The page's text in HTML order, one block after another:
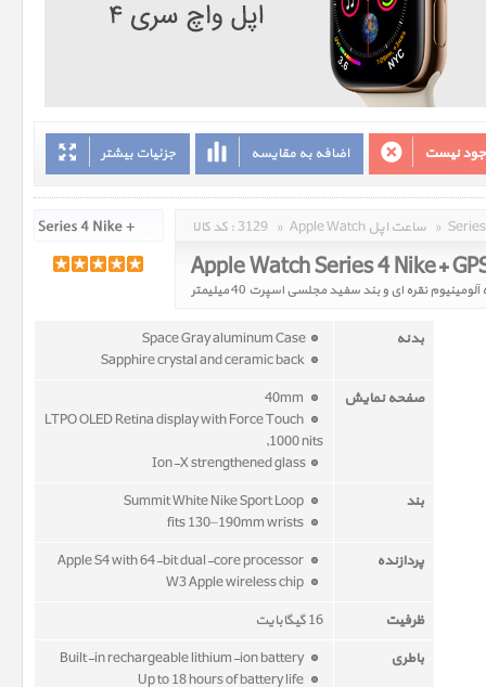
جزئیات بیشتر اضافه به مقایسه نیست
کد کالا : 3129 » Apple Watch ساعت اپل »
بدنه
Space Gray aluminum Case
صفحه نمایش
LTPO OLED Retina display with Force Touch
,1000 nits
Ion-X strengthened glass
بند
پردازنده
ظرفیت
16 گیگابایت
باطری